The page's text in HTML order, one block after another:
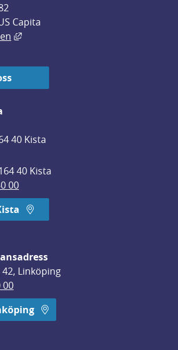
Capita
Länk till annan webbplats, öppnas
40 Kista
40 Kista
00
Linköping
00